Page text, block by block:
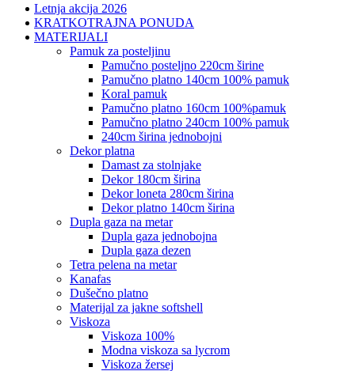
Letnja akcija 2026
KRATKOTRAJNA PONUDA
MATERIJALI
pamuk za posteljinu
pamučno posteljno 220cm širine
pamučno platno 140cm 100% pamuk
koral pamuk
pamučno platno 160cm 100%pamuk
pamučno platno 240cm 100% pamuk
240cm širina jednobojni
dekor platna
damast za stolnjake
dekor 180cm širina
dekor loneta 280cm širina
dekor platno 140cm širina
dupla gaza na metar
dupla gaza jednobojna
dupla gaza dezen
tetra pelena na metar
kanafas
dušečno platno
materijal za jakne softshell
viskoza
viskoza 100%
modna viskoza sa lycrom
viskoza žersej